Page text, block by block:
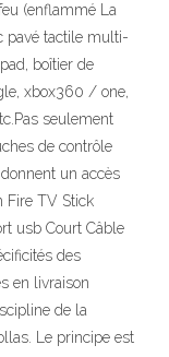
(enflammé La
pavé tactile multi-
boîtier de
xbox360 / one,
seulement
de contrôle
un accès
Fire TV Stick
usb Court Câble
des
en livraison
de la
Le principe est